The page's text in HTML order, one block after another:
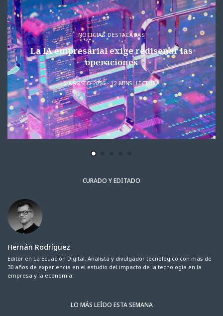
NOTICIAS DESTACADAS
La IA empresarial exige rediseñar las
operaciones
5 AGOSTO 2026 12 MINS. LECTURA
CURADO Y EDITADO
Hernán Rodríguez
Editor en La Ecuación Digital. Analista y divulgador tecnológico con más de
30 años de experiencia en el estudio del impacto de la tecnología en la
empresa y la economía.
LO MÁS LEÍDO ESTA SEMANA